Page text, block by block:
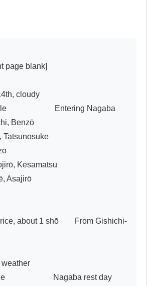
cloudy
　　　　　　Entering Nagaba
Benzō
Kesamatsu
about 1 shō　　From Gishichi-
weather
　　　　　　Nagaba rest day